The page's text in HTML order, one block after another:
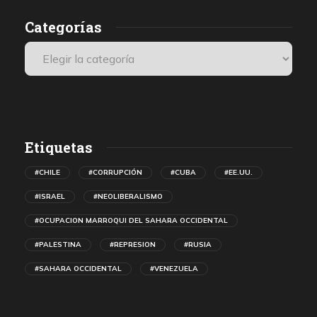
Categorías
Etiquetas
#CHILE #CORRUPCIÓN #CUBA #EE.UU.
#ISRAEL #NEOLIBERALISMO
#OCUPACION MARROQUI DEL SAHARA OCCIDENTAL
#PALESTINA #REPRESION #RUSIA
#SAHARA OCCIDENTAL #VENEZUELA